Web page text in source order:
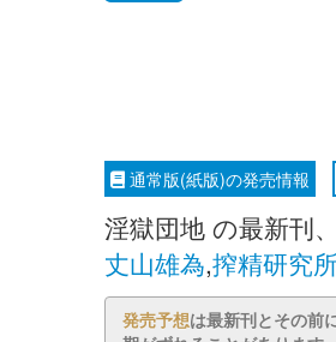
通常版(紙版)の発売情報
淫獄団地 の最新刊
丈山雄為,搾精研究所
発売予想は最新刊とその前